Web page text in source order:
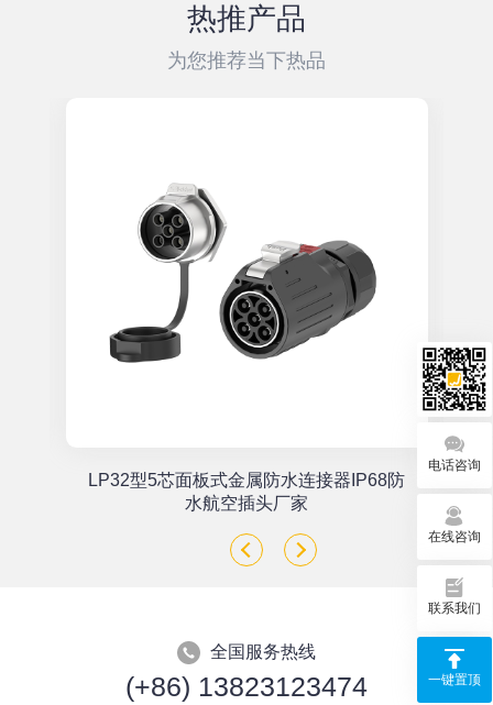
热推产品
为您推荐当下热品
LP32型5芯面板式金属防水连接器IP68防
水航空插头厂家
全国服务热线
(+86) 13823123474
电话咨询
在线咨询
联系我们
一键置顶